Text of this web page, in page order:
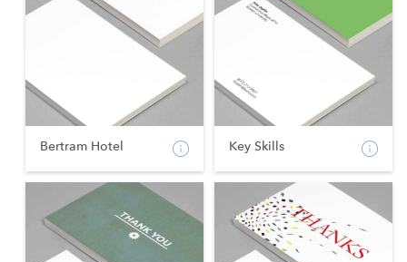
Bertram Hotel Key Skills